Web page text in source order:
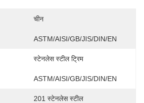
चीन
ASTM/AISI/GB/JIS/DIN/EN
स्टेनलेस स्टील ट्रिम
ASTM/AISI/GB/JIS/DIN/EN
201 स्टेनलेस स्टील